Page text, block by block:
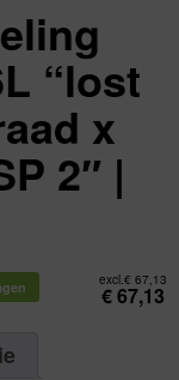
“lost
x
2″ |
excl.€ 67,13
€67,13